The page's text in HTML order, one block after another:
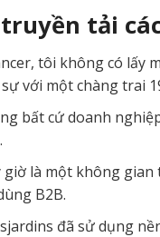
tải
tôi không có lấy
với một chàng trai
bất cứ doanh
là một không
B2B.
đã sử dụng